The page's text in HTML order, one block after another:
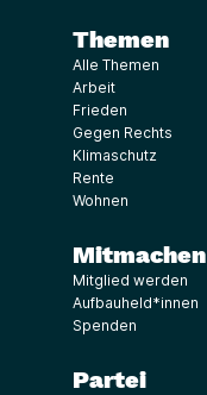
Themen
Alle Themen
Arbeit
Frieden
Gegen Rechts
Klimaschutz
Rente
Wohnen
Mitmachen
Mitglied werden
Aufbauheld*innen
Spenden
Partei